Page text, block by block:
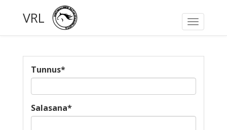
Toggle
VRL
Tunnus*
Salasana*